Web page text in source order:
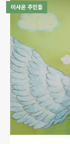
이사온 주민들